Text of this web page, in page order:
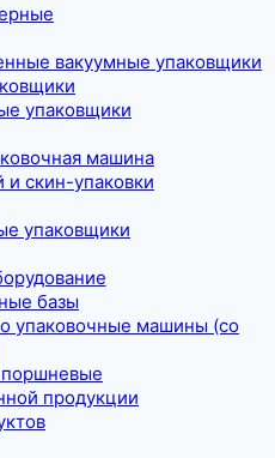
вакуумные упаковщики
упаковщики
машина
скин-упаковки
упаковщики
базы
упаковочные машины (со
продукции